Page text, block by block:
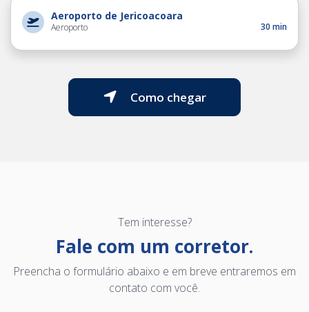
Aeroporto de Jericoacoara
Aeroporto 30 min
Como chegar
Tem interesse?
Fale com um corretor.
Preencha o formulário abaixo e em breve entraremos em
contato com você.